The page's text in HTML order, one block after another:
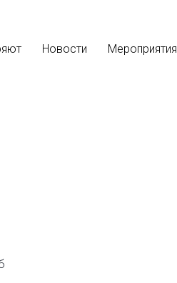
Новости Мероприятия